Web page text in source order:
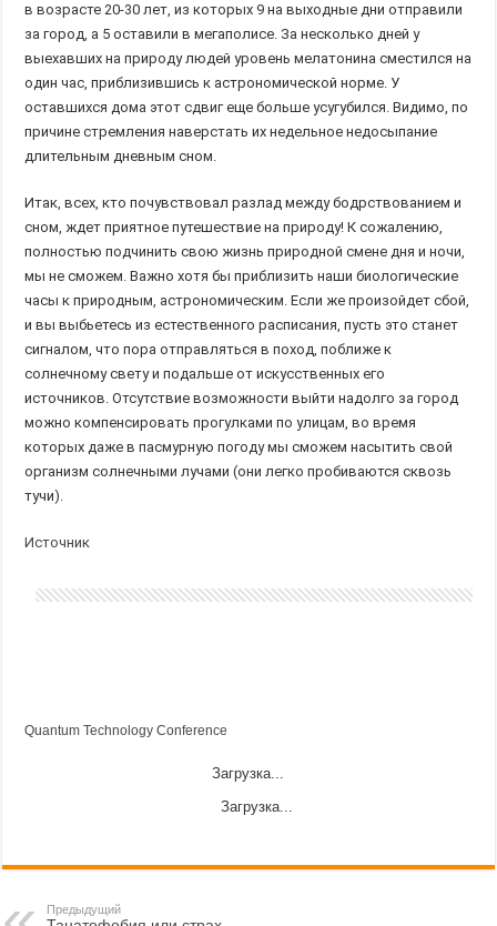
в возрасте 20-30 лет, из которых 9 на выходные дни отправили
за город, а 5 оставили в мегаполисе. За несколько дней у
выехавших на природу людей уровень мелатонина сместился на
один час, приблизившись к астрономической норме. У
оставшихся дома этот сдвиг еще больше усугубился. Видимо, по
причине стремления наверстать их недельное недосыпание
длительным дневным сном.
Итак, всех, кто почувствовал разлад между бодрствованием и
сном, ждет приятное путешествие на природу! К сожалению,
полностью подчинить свою жизнь природной смене дня и ночи,
мы не сможем. Важно хотя бы приблизить наши биологические
часы к природным, астрономическим. Если же произойдет сбой,
и вы выбьетесь из естественного расписания, пусть это станет
сигналом, что пора отправляться в поход, поближе к
солнечному свету и подальше от искусственных его
источников. Отсутствие возможности выйти надолго за город
можно компенсировать прогулками по улицам, во время
которых даже в пасмурную погоду мы сможем насытить свой
организм солнечными лучами (они легко пробиваются сквозь
тучи).
Источник
Quantum Technology Conference
Загрузка...
Загрузка...
Предыдущий